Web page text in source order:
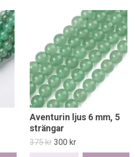
Aventurin ljus 6 mm, 5
strängar
375 kr 300 kr